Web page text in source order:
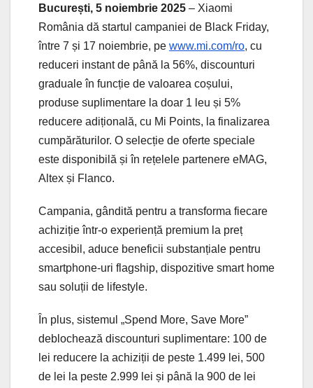
București, 5 noiembrie 2025 – Xiaomi
România dă startul campaniei de Black Friday,
între 7 și 17 noiembrie, pe www.mi.com/ro, cu
reduceri instant de până la 56%, discounturi
graduale în funcție de valoarea coșului,
produse suplimentare la doar 1 leu și 5%
reducere adițională, cu Mi Points, la finalizarea
cumpărăturilor. O selecție de oferte speciale
este disponibilă și în rețelele partenere eMAG,
Altex și Flanco.
Campania, gândită pentru a transforma fiecare
achiziție într-o experiență premium la preț
accesibil, aduce beneficii substanțiale pentru
smartphone-uri flagship, dispozitive smart home
sau soluții de lifestyle.
În plus, sistemul „Spend More, Save More”
deblochează discounturi suplimentare: 100 de
lei reducere la achiziții de peste 1.499 lei, 500
de lei la peste 2.999 lei și până la 900 de lei